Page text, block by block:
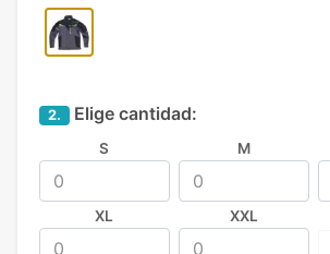
2. Elige cantidad:
S M
XL XXL